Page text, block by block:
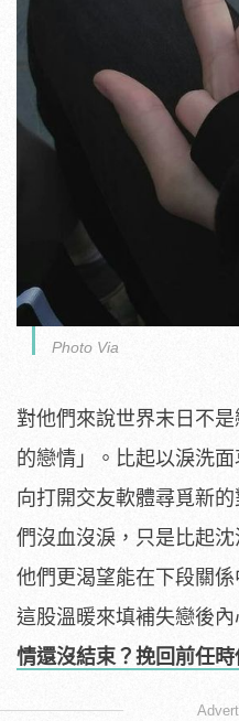
Photo Via
對他們來說世界末日不
的戀情」。比起以淚洗
向打開交友軟體尋覓新
們沒血沒淚，只是比起
他們更渴望能在下段關
這股溫暖來填補失戀後
情還沒結束？挽回前任